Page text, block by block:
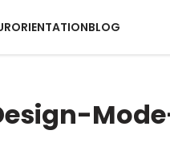
ORIENTATIONBLOG